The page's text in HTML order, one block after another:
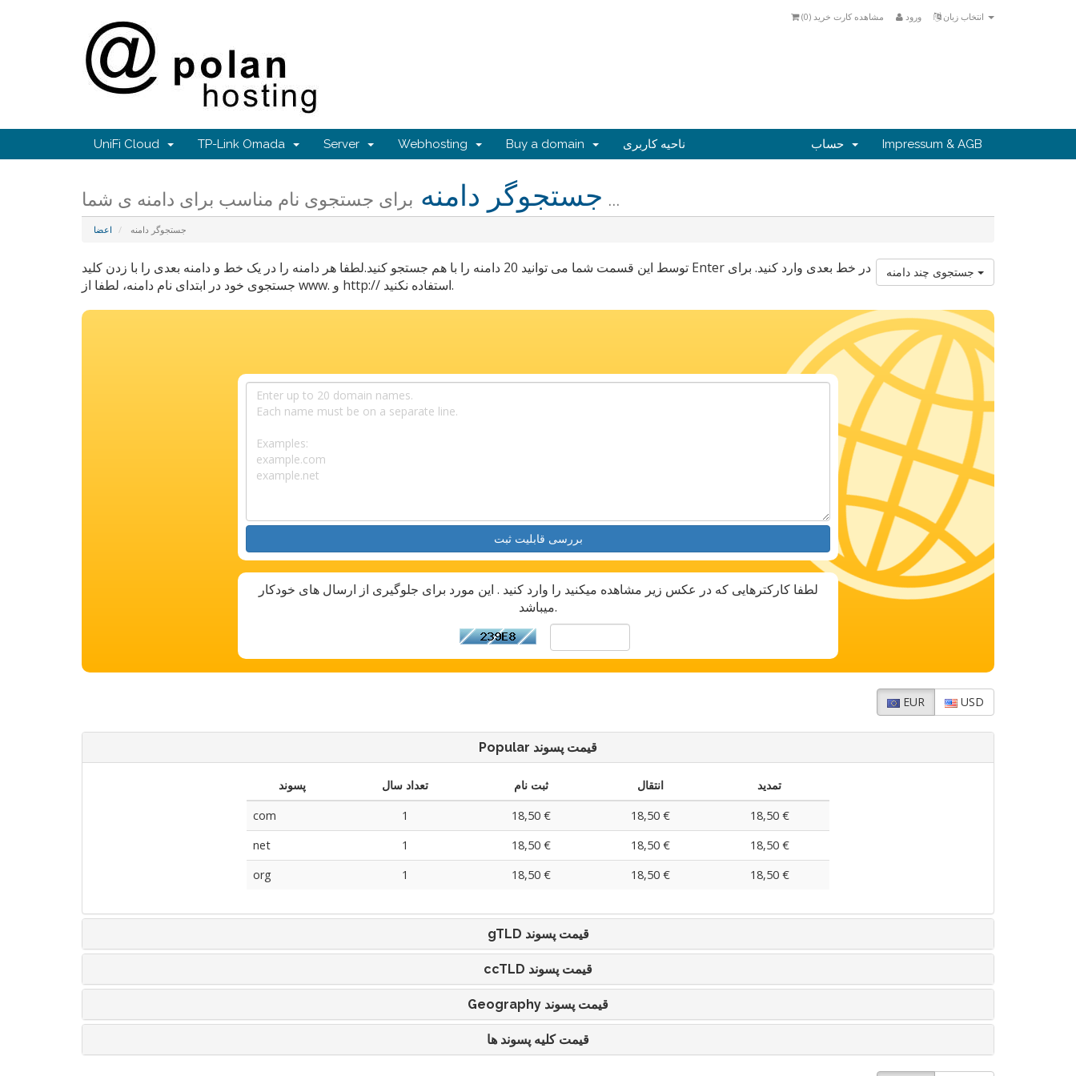
ورود مشاهده کارت خرید (0
)
UniFi Cloud TP-Link Omada Server Webhosting Buy a domain ناحیه کاربری Impressum & AGB
جستجوگر دامنه برای جستجوی نام مناسب برای دامنه ی شما ...
اعضا جستجوگر دامنه
توسط این قسمت شما می توانید 20 دامنه را با هم جستجو کنید.لطفا هر دامنه را در یک خط و دامنه بعدی را با زدن کلید Enter در خط بعدی وارد کنید. برای
جستجوی خود در ابتدای نام دامنه، لطفا از www. و http:// استفاده نکنید.
بررسی قابلیت ثبت
لطفا کارکترهایی که در عکس زیر مشاهده میکنید را وارد کنید . این مورد برای جلوگیری از ارسال های خودکار
میباشد.
EUR USD
Popular قیمت پسوند
پسوند تعداد سال ثبت نام انتقال
تمدید
com
1 18,50 € 18,50 €
18,50 €
net
1 18,50 € 18,50 €
18,50 €
org
1 18,50 € 18,50 € 18,50 €
gTLD قیمت پسوند
ccTLD قیمت پسوند
Geography قیمت پسوند
قیمت کلیه پسوند ها